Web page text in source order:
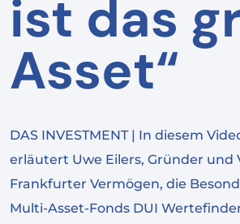
ist das
Asset“
DAS INVESTMENT | In diesem
erläutert Uwe Eilers, Gründer und
Frankfurter Vermögen, die
Multi-Asset-Fonds DUI